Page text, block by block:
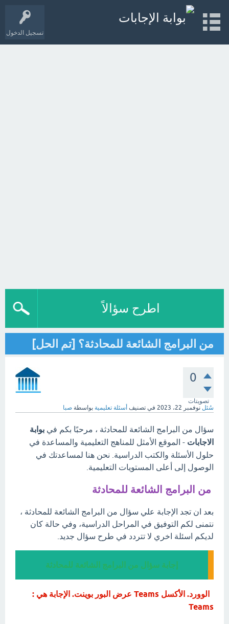
تسجيل الدخول
اطرح سؤالاً
من البرامج الشائعة للمحادثة؟ [تم الحل]
0
تصويتات
سُئل نوفمبر 22، 2023 في تصنيف أسئلة تعليمية بواسطة صبا
سؤال من البرامج الشائعة للمحادثة ، مرحبًا بكم في بوابة
الاجابات - الموقع الأمثل للمناهج التعليمية والمساعدة في
حلول الأسئلة والكتب الدراسية. نحن هنا لمساعدتك في
الوصول إلى أعلى المستويات التعليمية.
من البرامج الشائعة للمحادثة
بعد ان تجد الإجابة علي سؤال من البرامج الشائعة للمحادثة ،
نتمنى لكم التوفيق في المراحل الدراسية، وفي حالة كان
لديكم اسئلة اخري لا تتردد في طرح سؤال جديد.
إجابة سؤال من البرامج الشائعة للمحادثة
الوورد. الأكسل Teams عرض البور بوينت. الإجابة هي :
Teams